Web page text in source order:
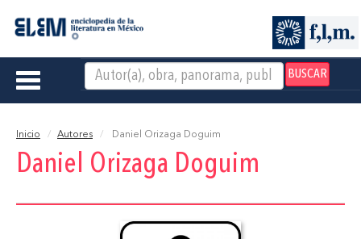
BUSCAR
Toggle
Inicio Autores Daniel Orizaga Doguim
Daniel Orizaga Doguim